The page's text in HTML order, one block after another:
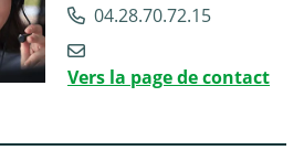
04.28.70.72.15
Vers la page de contact